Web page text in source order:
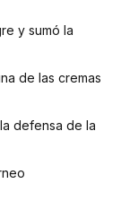
y sumó la
de las cremas
defensa de la